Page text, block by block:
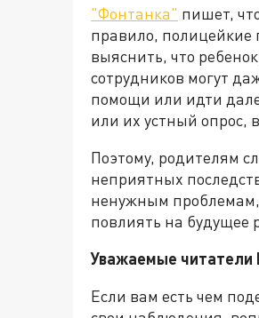
"Фонтанка" пишет,
правило, полицейкие
выяснить, что
сотрудников могут
помощи или идти
или их устный опрос,
Поэтому, родителям
неприятных
ненужным проблемам,
повлиять на будущее
Уважаемые читатели
Если вам есть чем